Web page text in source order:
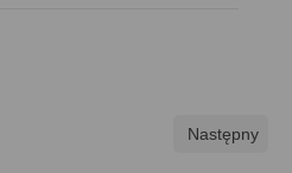
Następny